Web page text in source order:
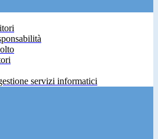
servizi informatici